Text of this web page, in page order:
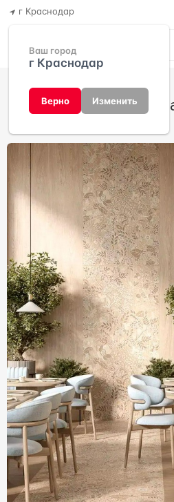
г Краснодар
Ваш город
г Краснодар
Верно Изменить
Люберон от